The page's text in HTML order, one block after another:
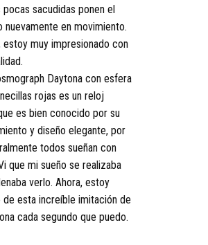
pocas sacudidas ponen el
nuevamente en movimiento.
estoy muy impresionado con
Daytona con esfera
rojas es un reloj
es bien conocido por su
y diseño elegante, por
todos sueñan con
que mi sueño se realizaba
verlo. Ahora, estoy
de esta increíble imitación de
cada segundo que puedo.